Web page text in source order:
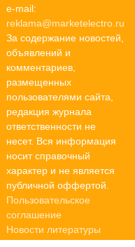
e-mail:
reklama@marketelectro.ru
За содержание новостей,
объявлений и
комментариев,
размещенных
пользователями сайта,
редакция журнала
ответственности не
несет. Вся информация
носит справочный
характер и не является
публичной оффертой.
Пользовательское
соглашение
Новости литературы